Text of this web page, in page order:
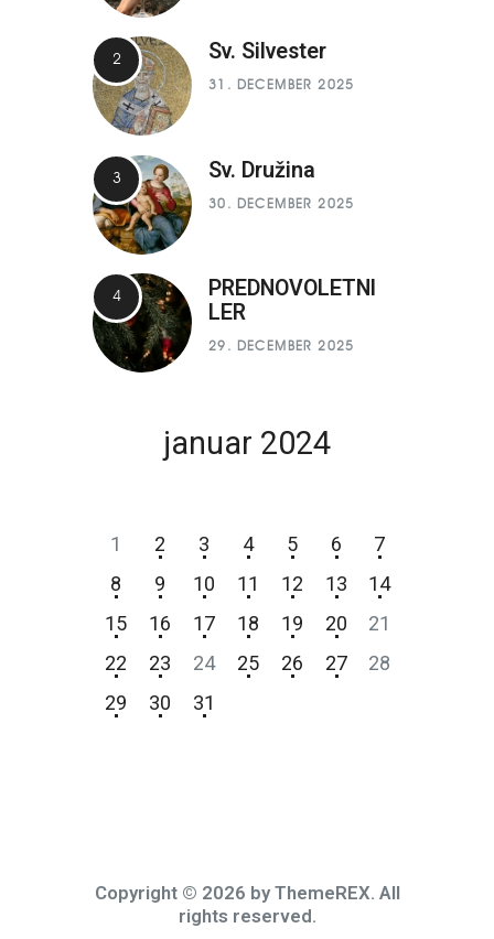
Sv. Silvester
31. DECEMBER 2025
Sv. Družina
30. DECEMBER 2025
PREDNOVOLETNI
LER
29. DECEMBER 2025
januar 2024
1
2 3 4 5 6
7
8
9 10 11 12 13
14
15
16 17 18 19 20
21
22
23 24 25 26 27
28
29
30 31
Copyright © 2026 by ThemeREX. All
rights reserved.